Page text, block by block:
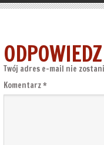
ODPOWIEDZ
Twój adres e-mail nie
Komentarz*